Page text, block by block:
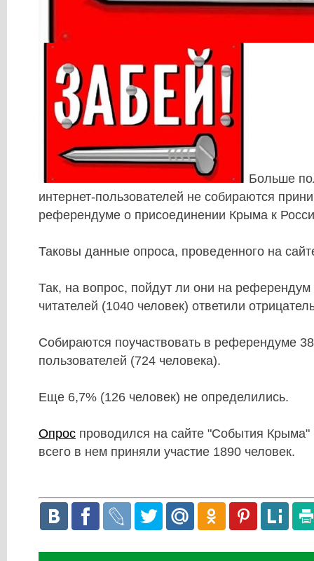
Больше
интернет-пользователей не собираются
референдуме о присоединении Крыма к
Таковы данные опроса, проведенного на
Так, на вопрос, пойдут ли они на
читателей (1040 человек) ответили
Собираются поучаствовать в референдуме
пользователей (724 человека).
Еще 6,7% (126 человек) не определились.
Опрос проводился на сайте "События Крыма"
всего в нем приняли участие 1890 человек.